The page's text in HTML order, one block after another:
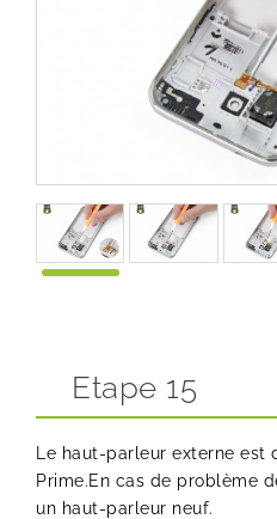
Etape 15
Le haut-parleur externe est
Prime.En cas de problème
un haut-parleur neuf.